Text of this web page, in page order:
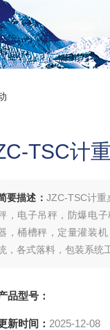
TSC计
要描述： JZC-TSC计重
，电子吊秤，防爆电
，桶槽秤，定量灌装
，各式落料，包装系统
品型号：
新时间： 2025-12-08